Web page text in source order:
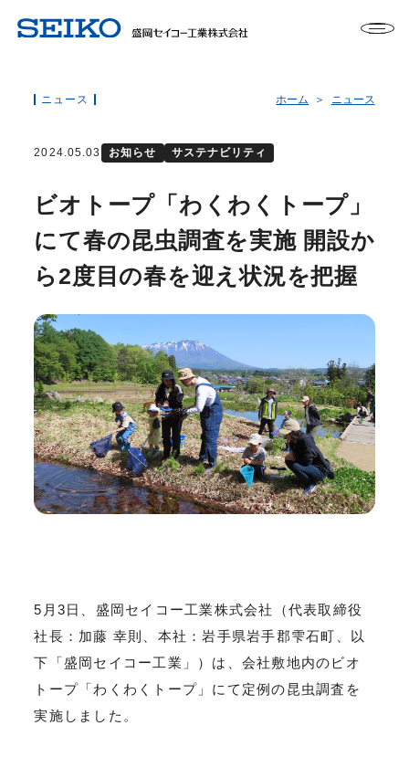
ニュース ホーム ニュース
2024.05.03 お知らせ サステナビリティ
ビオトープ「わくわくトープ」
にて春の昆虫調査を実施 開設か
ら2度目の春を迎え状況を把握
5月3日、盛岡セイコー工業株式会社（代表取締役
社長：加藤 幸則、本社：岩手県岩手郡雫石町、以
下「盛岡セイコー工業」）は、会社敷地内のビオ
トープ「わくわくトープ」にて定例の昆虫調査を
実施しました。